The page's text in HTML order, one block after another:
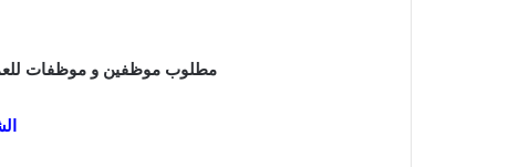
مطلوب موظفين و موظفات